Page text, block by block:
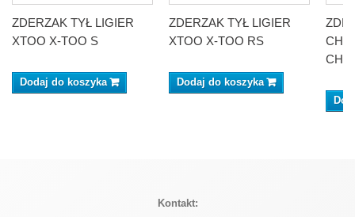
ZDERZAK TYŁ LIGIER
XTOO X-TOO S
Dodaj do koszyka
ZDERZAK TYŁ LIGIER
XTOO X-TOO RS
Dodaj do koszyka
CH22
Kontakt: